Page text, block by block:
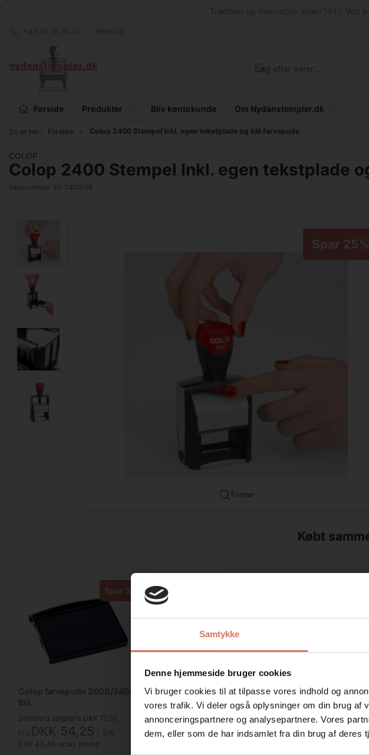
Samtykke
Denne hjemmeside bruger cookies
Vi bruger cookies til at tilpasse vores indhold og
vores trafik. Vi deler også oplysninger om din brug af
annonceringspartnere og analysepartnere. Vores
dem, eller som de har indsamlet fra din brug af deres
Forside Produkter Bliv kontokunde Om Nydanstempler.dk
Du er her: Forside Colop 2400 Stempel Inkl. egen tekstplade og blå farvepude
Jeg
COLOP
Colop 2400 Stempel Inkl. egen tekstplade
Varenummer: 82-2400LSB
Forstør
Spar 25%
Købt
Spar 30%
Standard salgspris DKK 77,50
DKK 43,40 ekskl. moms